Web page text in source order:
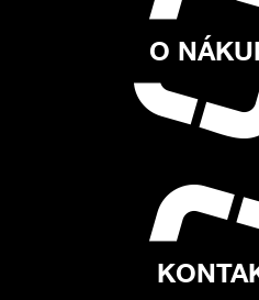
O